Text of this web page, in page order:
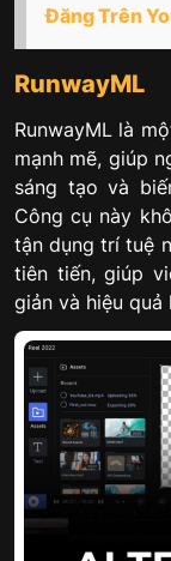
Đăng Trên
RunwayML
RunwayML là
mạnh mẽ, giúp
sáng tạo và
Công cụ này
tận dụng trí tuệ
tiên tiến, giúp
giản và hiệu quả